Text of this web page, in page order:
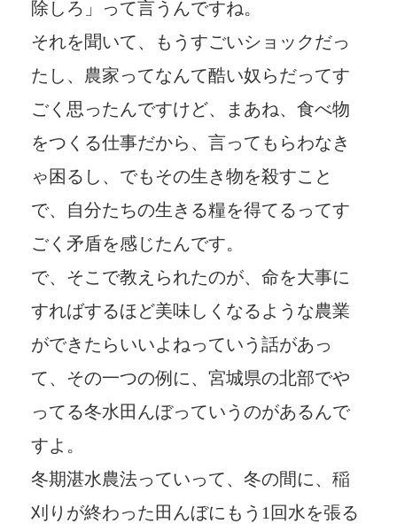
除しろ」って言うんですね。
それを聞いて、もうすごいショックだっ
たし、農家ってなんて酷い奴らだってす
ごく思ったんですけど、まあね、食べ物
をつくる仕事だから、言ってもらわなき
ゃ困るし、でもその生き物を殺すこと
で、自分たちの生きる糧を得てるってす
ごく矛盾を感じたんです。
で、そこで教えられたのが、命を大事に
すればするほど美味しくなるような農業
ができたらいいよねっていう話があっ
て、その一つの例に、宮城県の北部でや
ってる冬水田んぼっていうのがあるんで
すよ。
冬期湛水農法っていって、冬の間に、稲
刈りが終わった田んぼにもう1回水を張る